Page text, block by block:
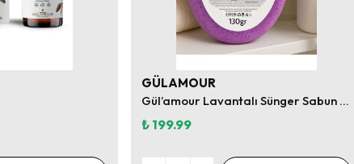
GÜLAMOUR
Gül’amour Lavantalı Sünger Sabun – Aromaterapi Etkili Köpüren Banyo Sabunu
₺ 199.99